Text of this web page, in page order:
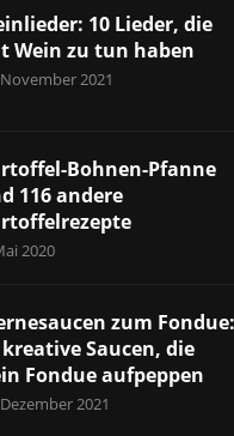
10 Lieder, die
Wein zu tun haben
2021
Bohnen-Pfanne
116 andere
2020
zum Fondue:
kreative Saucen, die
Fondue aufpeppen
2021